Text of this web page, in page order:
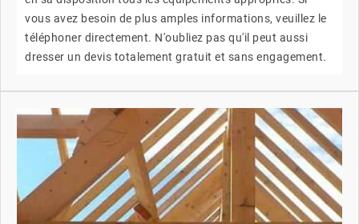
vous avez besoin de plus amples informations, veuillez le
téléphoner directement. N'oubliez pas qu'il peut aussi
dresser un devis totalement gratuit et sans engagement.